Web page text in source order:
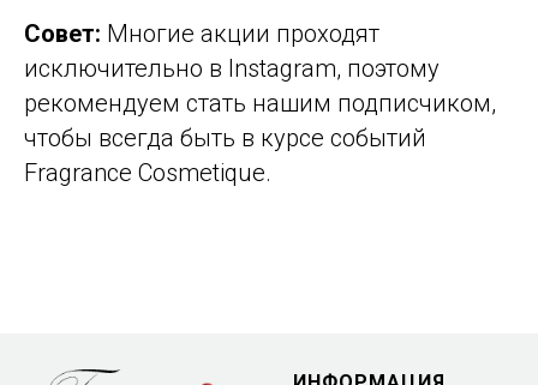
Совет: Многие акции проходят
исключительно в Instagram, поэтому
рекомендуем стать нашим подписчиком,
чтобы всегда быть в курсе событий
Fragrance Cosmetique.